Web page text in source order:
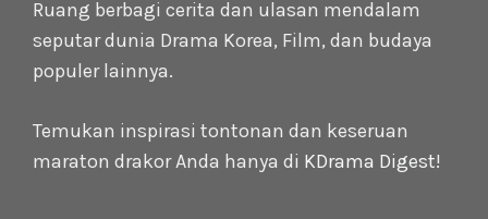
Ruang berbagi cerita dan ulasan mendalam
seputar dunia Drama Korea, Film, dan budaya
populer lainnya.
Temukan inspirasi tontonan dan keseruan
maraton drakor Anda hanya di KDrama Digest!